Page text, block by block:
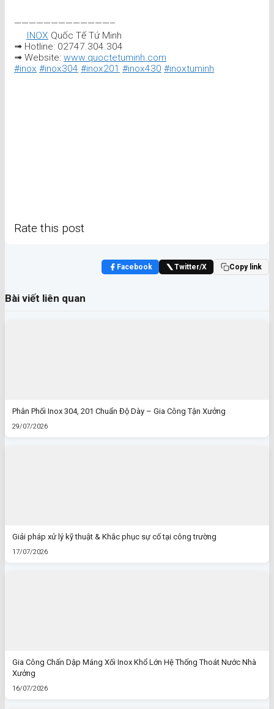
—————————————–
INOX Quốc Tế Tứ Minh
➟ Hotline: 02747.304.304
➟ Website: www.quoctetuminh.com
#inox #inox304 #inox201 #inox430 #inoxtuminh
Rate this post
Facebook Twitter/X Copy link
Bài viết liên quan
Phân Phối Inox 304, 201 Chuẩn Độ Dày – Gia Công Tận Xưởng
29/07/2026
Giải pháp xử lý kỹ thuật & Khắc phục sự cố tại công trường
17/07/2026
Gia Công Chấn Dập Máng Xối Inox Khổ Lớn Hệ Thống Thoát Nước Nhà
Xưởng
16/07/2026